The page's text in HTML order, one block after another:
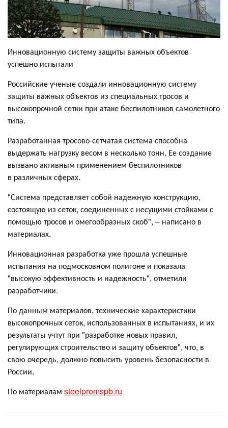
Инновационную систему защиты важных объектов
успешно испытали
Российские ученые создали инновационную систему
защиты важных объектов из специальных тросов и
высокопрочной сетки при атаке беспилотников самолетного
типа.
Разработанная тросово-сетчатая система способна
выдержать нагрузку весом в несколько тонн. Ее создание
вызвано активным применением беспилотников
в различных сферах.
"Система представляет собой надежную конструкцию,
состоящую из сеток, соединенных с несущими стойками с
помощью тросов и омегообразных скоб", – написано в
материалах.
Инновационная разработка уже прошла успешные
испытания на подмосковном полигоне и показала
"высокую эффективность и надежность", отметили
разработчики.
По данным материалов, технические характеристики
высокопрочных сеток, использованных в испытаниях, и их
результаты учтут при "разработке новых правил,
регулирующих строительство и защиту объектов", что, в
свою очередь, должно повысить уровень безопасности в
России.
По материалам steelpromspb.ru